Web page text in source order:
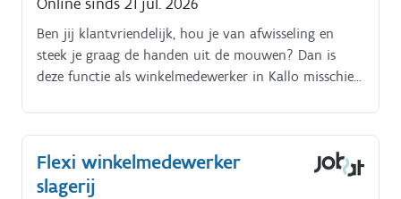
Ben jij klantvriendelijk, hou je van afwisseling en
steek je graag de handen uit de mouwen? Dan is
deze functie als winkelmedewerker in Kallo misschien
zijn we op zoek naar een enthousiaste medewerker
die mee zorgt voor een vlotte werking van de winkel
Jouw taken:.
Flexi winkelmedewerker
slagerij